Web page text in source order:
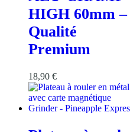
HIGH 60mm –
Qualité
Premium
18,90 €